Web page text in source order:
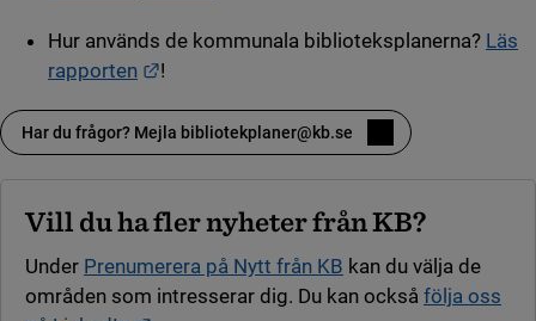
Hur används de kommunala biblioteksplanerna? Läs
rapporten
Länk till annan webbplats.
!
Har du frågor? Mejla bibliotekplaner@kb.se
Vill du ha fler nyheter från KB?
Under Prenumerera på Nytt från KB kan du välja de
områden som intresserar dig. Du kan också följa oss